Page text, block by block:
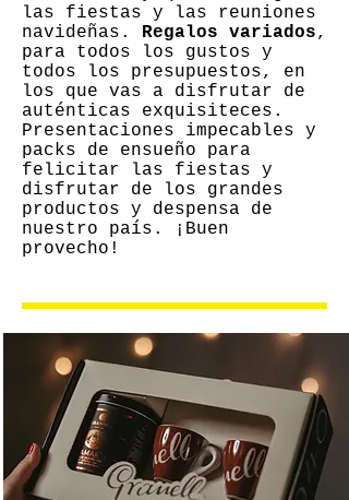
las fiestas y las reuniones
navideñas. Regalos variados,
para todos los gustos y
todos los presupuestos, en
los que vas a disfrutar de
auténticas exquisiteces.
Presentaciones impecables y
packs de ensueño para
felicitar las fiestas y
disfrutar de los grandes
productos y despensa de
nuestro país. ¡Buen
provecho!